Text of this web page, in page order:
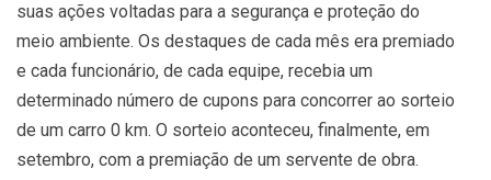
suas ações voltadas para a segurança e proteção do
meio ambiente. Os destaques de cada mês era premiado
e cada funcionário, de cada equipe, recebia um
determinado número de cupons para concorrer ao sorteio
de um carro 0 km. O sorteio aconteceu, finalmente, em
setembro, com a premiação de um servente de obra.